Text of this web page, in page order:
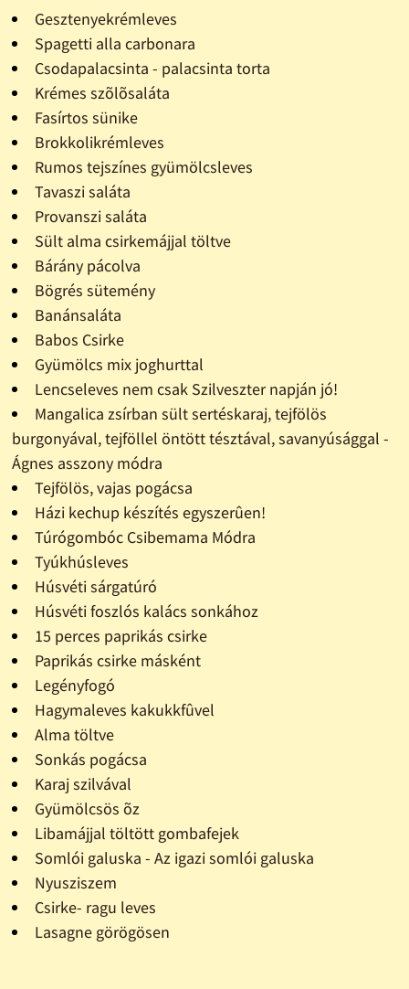
Gesztenyekrémleves
Spagetti alla carbonara
Csodapalacsinta - palacsinta torta
Krémes szõlõsaláta
Fasírtos sünike
Brokkolikrémleves
Rumos tejszínes gyümölcsleves
Tavaszi saláta
Provanszi saláta
Sült alma csirkemájjal töltve
Bárány pácolva
Bögrés sütemény
Banánsaláta
Babos Csirke
Gyümölcs mix joghurttal
Lencseleves nem csak Szilveszter napján jó!
Mangalica zsírban sült sertéskaraj, tejfölös
burgonyával, tejföllel öntött tésztával, savanyúsággal -
Ágnes asszony módra
Tejfölös, vajas pogácsa
Házi kechup készítés egyszerûen!
Túrógombóc Csibemama Módra
Tyúkhúsleves
Húsvéti sárgatúró
Húsvéti foszlós kalács sonkához
15 perces paprikás csirke
Paprikás csirke másként
Legényfogó
Hagymaleves kakukkfûvel
Alma töltve
Sonkás pogácsa
Karaj szilvával
Gyümölcsös õz
Libamájjal töltött gombafejek
Somlói galuska - Az igazi somlói galuska
Nyusziszem
Csirke- ragu leves
Lasagne görögösen